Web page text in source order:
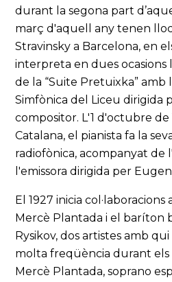
durant la segona part
març d'aquell any tenen
Stravinsky a Barcelona, en
interpreta en dues ocasions
de la “Suite Pretuixka” amb
Simfònica del Liceu dirigida
compositor. L'1 d'octubre de
Catalana, el pianista fa la
radiofònica, acompanyat de
l'emissora dirigida per
El 1927 inicia col·laboracions
Mercè Plantada i el baríton
Rysikov, dos artistes amb
molta freqüència durant els
Mercè Plantada, soprano